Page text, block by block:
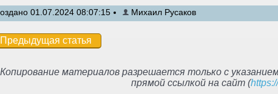
01.07.2024 08:07:15 Михаил Русаков
Предыдущая статья
Копирование материалов разрешается только с
прямой ссылкой на сайт (